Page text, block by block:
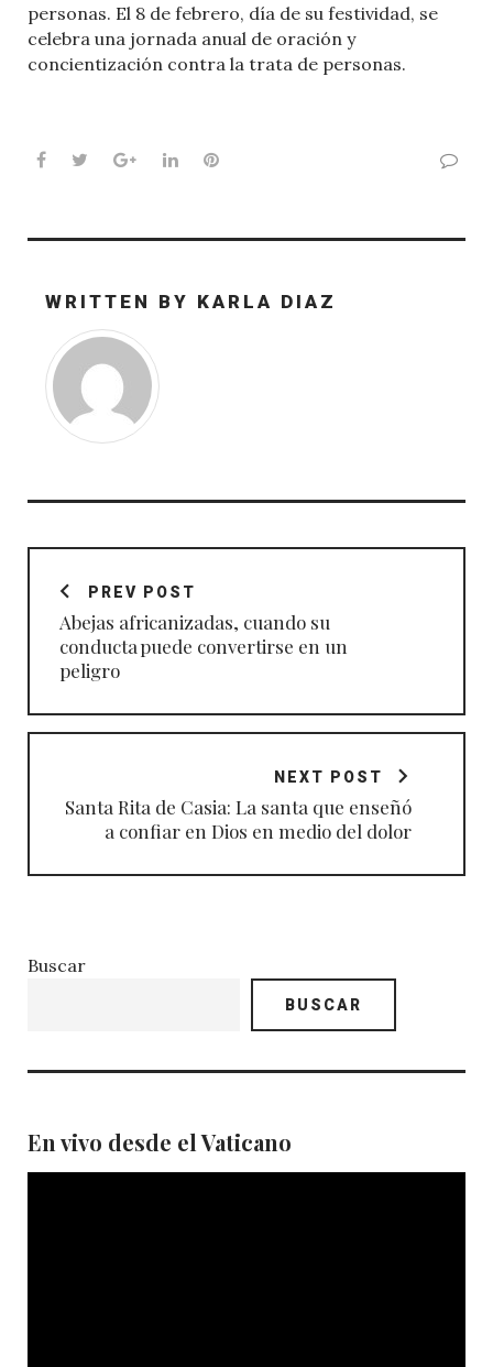
personas. El 8 de febrero, día de su festividad, se
celebra una jornada anual de oración y
concientización contra la trata de personas.
Facebook
TwitterGoogle+LinkedInPinterest
WRITTEN BY KARLA DIAZ
Navegación
entradasPREV POST
Abejas africanizadas, cuando su
conducta puede convertirse en un
peligro
NEXT POST
Santa Rita de Casia: La santa que enseñó
a confiar en Dios en medio del dolor
Buscar
BUSCAR
En vivo desde el Vaticano